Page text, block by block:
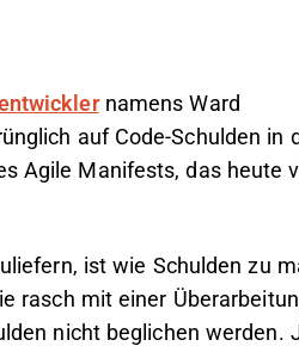
namens Ward
auf Code-Schulden in
Agile Manifests, das heute
ist wie Schulden zu
rasch mit einer
nicht beglichen werden.